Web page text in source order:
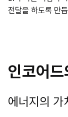
전달을 하도록 만
인코어
에너지의 가